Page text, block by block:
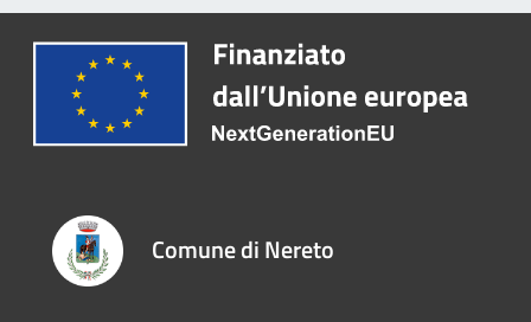
Comune di Nereto